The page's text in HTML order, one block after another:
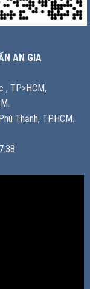
AN GIA
, TP>HCM,
Thạnh, TP.HCM.